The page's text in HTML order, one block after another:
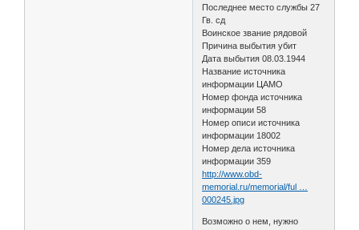
Последнее место службы 27
Гв. сд
Воинское звание рядовой
Причина выбытия убит
Дата выбытия 08.03.1944
Название источника
информации ЦАМО
Номер фонда источника
информации 58
Номер описи источника
информации 18002
Номер дела источника
информации 359
http://www.obd-
memorial.ru/memorial/ful …
000245.jpg
Возможно о нем, нужно